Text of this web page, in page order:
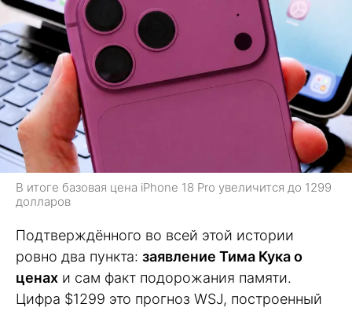
В итоге базовая цена iPhone 18 Pro увеличится до 1299
долларов
Подтверждённого во всей этой истории
ровно два пункта: заявление Тима Кука о
ценах и сам факт подорожания памяти.
Цифра $1299 это прогноз WSJ, построенный